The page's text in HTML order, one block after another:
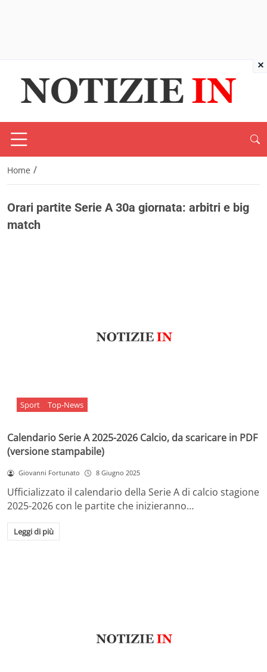
Home /
Orari partite Serie A 30a giornata: arbitri e big
match
Sport Top-News
Calendario Serie A 2025-2026 Calcio, da scaricare in PDF
(versione stampabile)
Giovanni Fortunato 8 Giugno 2025
Ufficializzato il calendario della Serie A di calcio stagione
2025-2026 con le partite che inizieranno…
Leggi di più
×